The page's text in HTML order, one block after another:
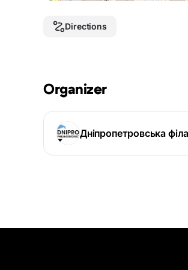
Directions
Organizer
Дніпропетровська